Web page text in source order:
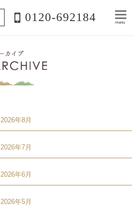
0120-692184 menu
2026年8月
2026年7月
2026年6月
2026年5月